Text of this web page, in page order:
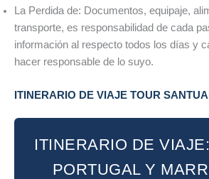
La Perdida de: Documentos, equipaje,
transporte, es responsabilidad de cada
información al respecto todos los días y
hacer responsable de lo suyo.
ITINERARIO DE VIAJE TOUR
ITINERARIO DE
PORTUGAL Y